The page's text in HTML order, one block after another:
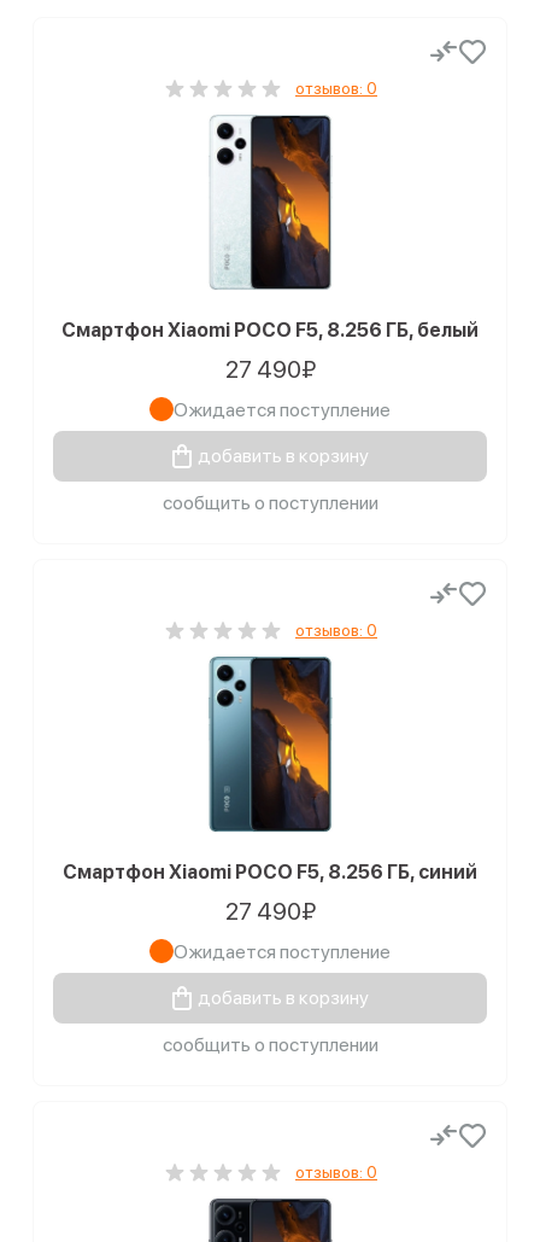
отзывов: 0
Смартфон Xiaomi POCO F5, 8.256 ГБ, белый
27 490₽
Ожидается поступление
добавить в корзину
сообщить о поступлении
отзывов: 0
Смартфон Xiaomi POCO F5, 8.256 ГБ, синий
27 490₽
Ожидается поступление
добавить в корзину
сообщить о поступлении
отзывов: 0